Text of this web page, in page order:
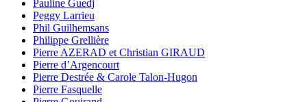
Pauline Guedj
Peggy Larrieu
Phil Guilhemsans
Philippe Grellière
Pierre AZERAD et Christian GIRAUD
Pierre d’Argencourt
Pierre Destrée & Carole Talon-Hugon
Pierre Fasquelle